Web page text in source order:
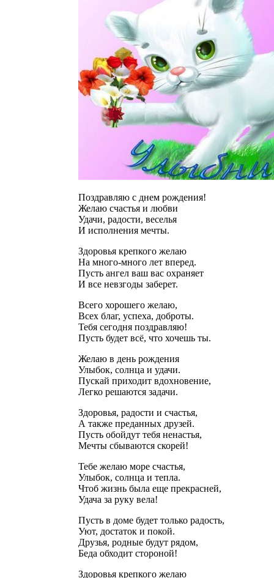
Поздравляю с днем рождения!
Желаю счастья и любви
Удачи, радости, веселья
И исполнения мечты.
Здоровья крепкого желаю
На много-много лет вперед.
Пусть ангел ваш вас охраняет
И все невзгоды заберет.
Всего хорошего желаю,
Всех благ, успеха, доброты.
Тебя сегодня поздравляю!
Пусть будет всё, что хочешь ты.
Желаю в день рождения
Улыбок, солнца и удачи.
Пускай приходит вдохновение,
Легко решаются задачи.
Здоровья, радости и счастья,
А также преданных друзей.
Пусть обойдут тебя ненастья,
Мечты сбываются скорей!
Тебе желаю море счастья,
Улыбок, солнца и тепла.
Чтоб жизнь была еще прекрасней,
Удача за руку вела!
Пусть в доме будет только радость,
Уют, достаток и покой.
Друзья, родные будут рядом,
Беда обходит стороной!
Здоровья крепкого желаю